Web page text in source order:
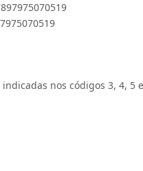
nos códigos 3, 4, 5